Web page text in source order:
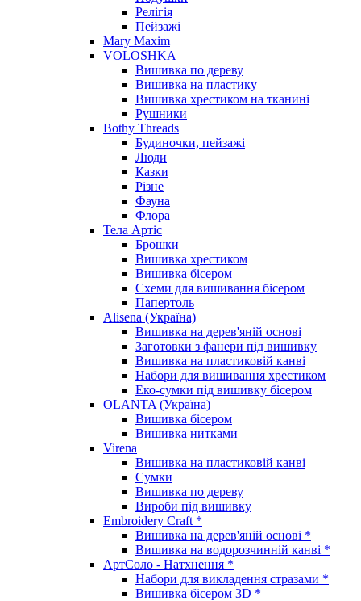
Релігія
Пейзажі
Mary Maxim
VOLOSHKA
Вишивка по дереву
Вишивка на пластику
Вишивка хрестиком на тканині
Рушники
Bothy Threads
Будиночки, пейзажі
Люди
Казки
Різне
Фауна
Флора
Тела Артіс
Брошки
Вишивка хрестиком
Вишивка бісером
Схеми для вишивання бісером
Папертоль
Alisena (Україна)
Вишивка на дерев'яній основі
Заготовки з фанери під вишивку
Вишивка на пластиковій канві
Набори для вишивання хрестиком
Еко-сумки під вишивку бісером
OLANTA (Україна)
Вишивка бісером
Вишивка нитками
Virena
Вишивка на пластиковій канві
Сумки
Вишивка по дереву
Вироби під вишивку
Embroidery Craft *
Вишивка на дерев'яній основі *
Вишивка на водорозчинній канві *
АртСоло - Натхнення *
Набори для викладення стразами *
Вишивка бісером 3D *